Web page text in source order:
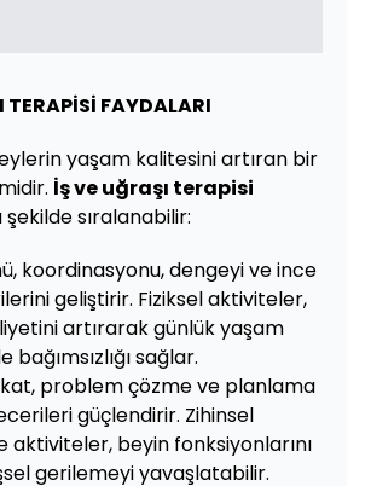
TERAPİSİ FAYDALARI
yaşam kalitesini artıran bir
İş ve uğraşı terapisi
şekilde sıralanabilir:
koordinasyonu, dengeyi ve ince
geliştirir. Fiziksel aktiviteler,
artırarak günlük yaşam
sağlar.
problem çözme ve planlama
güçlendirir. Zihinsel
aktiviteler, beyin fonksiyonlarını
gerilemeyi yavaşlatabilir.